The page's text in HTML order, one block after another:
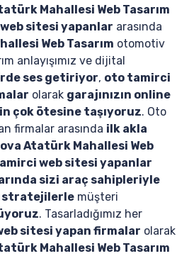
Mahallesi Web Tasarım
sitesi yapanlar arasında
Web Tasarım otomotiv
anlayışımız ve dijital
ses getiriyor, oto tamirci
olarak garajınızın online
çok ötesine taşıyoruz. Oto
firmalar arasında ilk akla
Atatürk Mahallesi Web
web sitesi yapanlar
sizi araç sahipleriyle
stratejilerle müşteri
. Tasarladığımız her
sitesi yapan firmalar olarak
Mahallesi Web Tasarım